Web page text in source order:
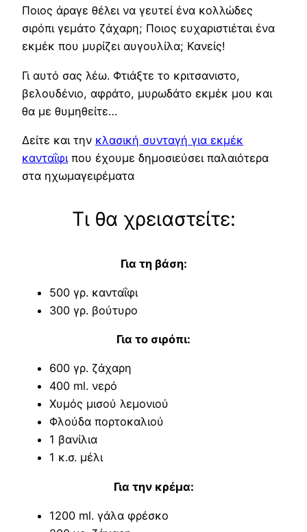
Ποιος άραγε θέλει να γευτεί ένα κολλώδες
σιρόπι γεμάτο ζάχαρη; Ποιος ευχαριστιέται ένα
εκμέκ που μυρίζει αυγουλίλα; Κανείς!
Γι αυτό σας λέω. Φτιάξτε το κριτσανιστο,
βελουδένιο, αφράτο, μυρωδάτο εκμέκ μου και
θα με θυμηθείτε…
Δείτε και την κλασική συνταγή για εκμέκ
κανταΐφι που έχουμε δημοσιεύσει παλαιότερα
στα ηχωμαγειρέματα
Τι θα χρειαστείτε:
Για τη βάση:
500 γρ. κανταΐφι
300 γρ. βούτυρο
Για το σιρόπι:
600 γρ. ζάχαρη
400 ml. νερό
Χυμός μισού λεμονιού
Φλούδα πορτοκαλιού
1 βανίλια
1 κ.σ. μέλι
Για την κρέμα:
1200 ml. γάλα φρέσκο